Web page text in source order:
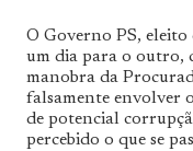
O Governo PS, eleito
um dia para o outro,
manobra da
falsamente envolver
de potencial
percebido o que se